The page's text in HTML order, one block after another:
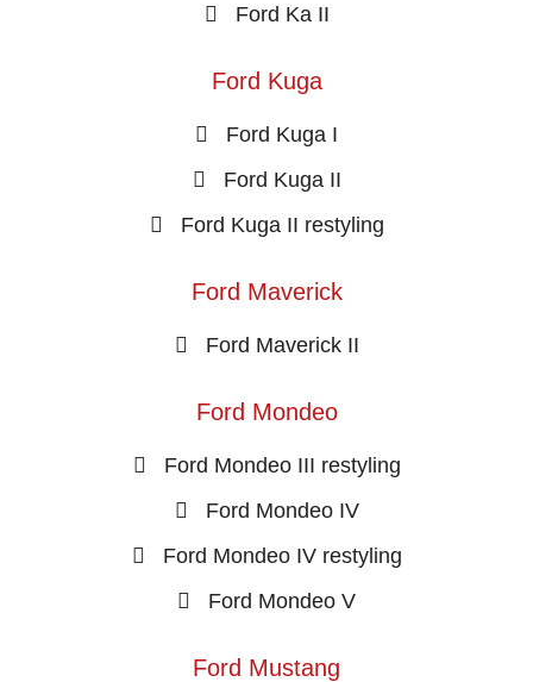
Ford Ka II
Ford Kuga
Ford Kuga I
Ford Kuga II
Ford Kuga II restyling
Ford Maverick
Ford Maverick II
Ford Mondeo
Ford Mondeo III restyling
Ford Mondeo IV
Ford Mondeo IV restyling
Ford Mondeo V
Ford Mustang